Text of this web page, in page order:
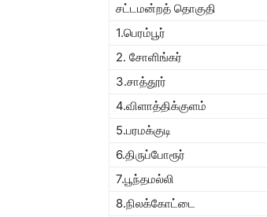
சட்டமன்றத் தொகுதி
1.பெரம்பூர்
2. சோளிங்கர்
3.சாத்தூர்
4.விளாத்திக்குளம்
5.பரமக்குடி
6.திருப்போரூர்
7.பூந்தமல்லி
8.நிலக்கோட்டை